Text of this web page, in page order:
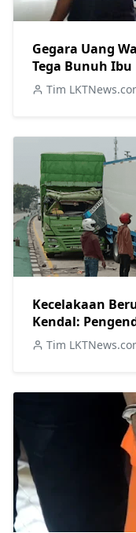
Gegara Uang
Tega Bunuh
Tim
Kecelakaan
Kendal:
Truk
Tim